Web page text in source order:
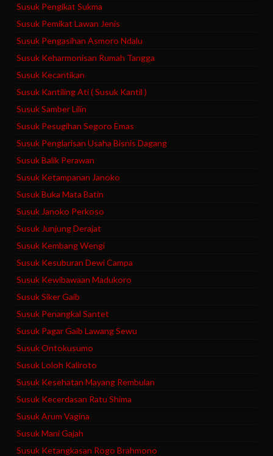
Susuk Pengikat Sukma
Susuk Pemikat Lawan Jenis
Susuk Pengasihan Asmoro Ndalu
Susuk Keharmonisan Rumah Tangga
Susuk Kecantikan
Susuk Kantiling Ati ( Susuk Kantil )
Susuk Samber Lilin
Susuk Pesugihan Segoro Emas
Susuk Penglarisan Usaha Bisnis Dagang
Susuk Balik Perawan
Susuk Ketampanan Janoko
Susuk Buka Mata Batin
Susuk Janoko Perkoso
Susuk Junjung Derajat
Susuk Kembang Wengi
Susuk Kesuburan Dewi Campa
Susuk Kewibawaan Madukoro
Susuk Siker Gaib
Susuk Penangkal Santet
Susuk Pagar Gaib Lawang Sewu
Susuk Ontokusumo
Susuk Loloh Kaliroto
Susuk Kesehatan Mayang Rembulan
Susuk Kecerdasan Ratu Shima
Susuk Arum Vagina
Susuk Mani Gajah
Susuk Ketangkasan Rogo Brahmono